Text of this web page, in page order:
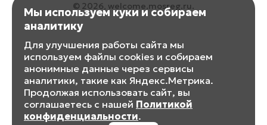
© 2026, welcome.mosreg.ru.
Мы используем куки и собираем
аналитику
Для улучшения работы сайта мы
используем файлы cookies и собираем
анонимные данные через сервисы
аналитики, такие как Яндекс.Метрика.
Продолжая использовать сайт, вы
соглашаетесь с нашей Политикой
конфиденциальности.